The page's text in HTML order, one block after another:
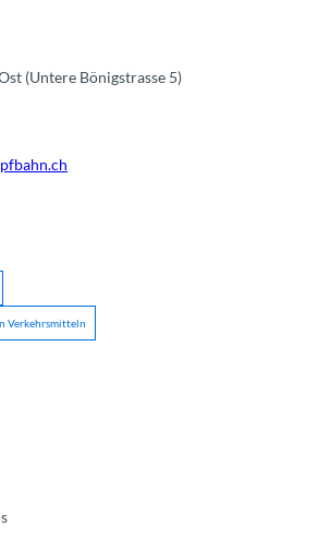
(Untere Bönigstrasse 5)
Verkehrsmitteln